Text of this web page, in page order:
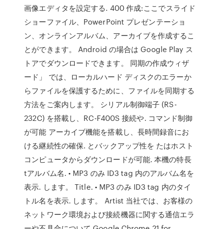
画像エディタを設定する. 400 作成:ここでスライド
ショーファイル、PowerPoint プレゼンテーショ
ン、オンラインアルバム、アーカイブを作成するこ
とができます。 Android の場合は Google Play ス
トアでダウンロードできます。 同期の作成ウィザ
ード」 では、ローカルハード ディスクのエラーか
らファイルを保護するために、ファイルを同期する
方法をご案内します。 シリアル制御端子 (RS-
232C) を搭載し、RC-F400S 接続や. コマンド制御
が可能 アーカイブ機能を搭載し、長時間録音にお
ける継続性の確保. とバックアップ性を たはホスト
コンピュータからダウンロードが可能. 本機の特長
tアルバム名. • MP3 のみ ID3 tag 内のアルバム名を
表示. します。 Title. • MP3 のみ ID3 tag 内のタイ
トル名を表示. します。 Artist 当社では、お客様の
ネットワーク環境および接続機器に関する通信エラ